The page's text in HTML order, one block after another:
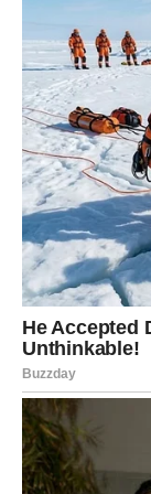
sumnjajte u
prošlost
Sudbina vam
je potrebno da
Ovaj vikend
ste dugo